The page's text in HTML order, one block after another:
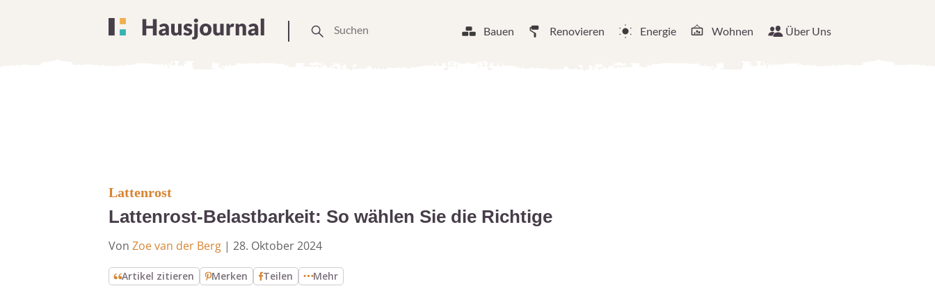
Bauen Renovieren Energie Wohnen Über Uns
Lattenrost
Lattenrost-Belastbarkeit: So wählen Sie die Richtige
Von Zoe van der Berg | 28. Oktober 2024
Artikel zitieren Merken Teilen Mehr